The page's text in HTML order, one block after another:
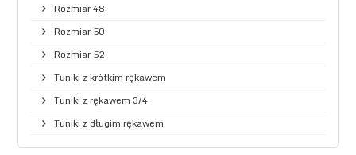
Rozmiar 48
Rozmiar 50
Rozmiar 52
Tuniki z krótkim rękawem
Tuniki z rękawem 3/4
Tuniki z długim rękawem